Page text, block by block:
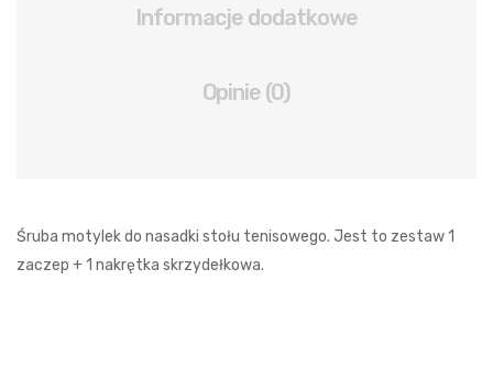
Informacje dodatkowe
Opinie (0)
Śruba motylek do nasadki stołu tenisowego. Jest to zestaw 1
zaczep + 1 nakrętka skrzydełkowa.